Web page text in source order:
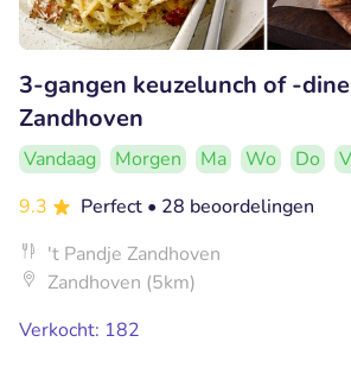
3-gangen keuzelunch of -
Zandhoven
Vandaag Morgen Ma Wo Do
9.3
Perfect • 28 beoordelingen
't Pandje Zandhoven
Zandhoven (5km)
Verkocht: 182